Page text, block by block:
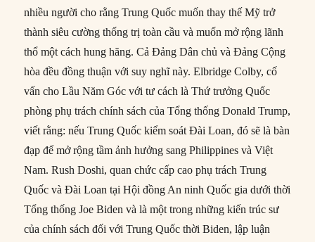
nhiều người cho rằng Trung Quốc muốn thay thế Mỹ trở
thành siêu cường thống trị toàn cầu và muốn mở rộng lãnh
thổ một cách hung hăng. Cả Đảng Dân chủ và Đảng Cộng
hòa đều đồng thuận với suy nghĩ này. Elbridge Colby, cố
vấn cho Lầu Năm Góc với tư cách là Thứ trưởng Quốc
phòng phụ trách chính sách của Tổng thống Donald Trump,
viết rằng: nếu Trung Quốc kiểm soát Đài Loan, đó sẽ là bàn
đạp để mở rộng tầm ảnh hưởng sang Philippines và Việt
Nam. Rush Doshi, quan chức cấp cao phụ trách Trung
Quốc và Đài Loan tại Hội đồng An ninh Quốc gia dưới thời
Tổng thống Joe Biden và là một trong những kiến trúc sư
của chính sách đối với Trung Quốc thời Biden, lập luận